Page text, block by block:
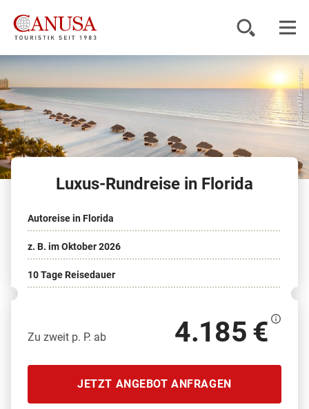
Reisearten
Inspiration
KUNDENPORTAL
© Naples Marco Islan...
Luxus-Rundreise in Florida
Autoreise in Florida
z. B. im Oktober 2026
10 Tage Reisedauer
Zu zweit p. P. ab 4.185 €
JETZT ANGEBOT ANFRAGEN